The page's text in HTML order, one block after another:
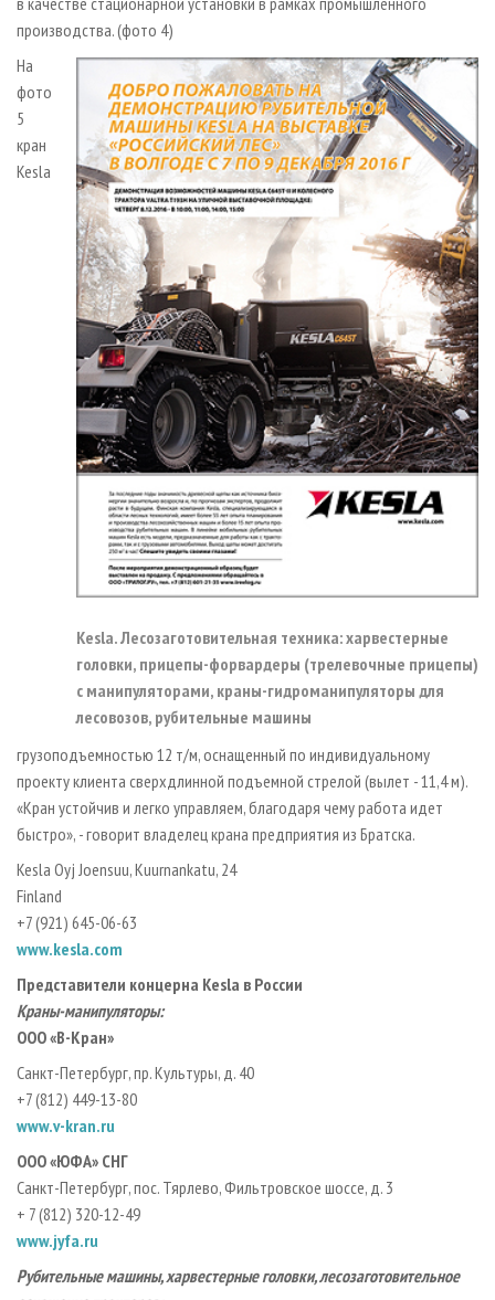
производства. (фото 4)
Kesla. Лесозаготовительная техника: харвестерные
головки, прицепы-форвардеры (трелевочные прицепы)
с манипуляторами, краны-гидроманипуляторы для
лесовозов, рубительные машины
На
фото
5
кран
Kesla
грузоподъемностью 12 т/м, оснащенный по индивидуальному
проекту клиента сверхдлинной подъемной стрелой (вылет - 11,4 м).
«Кран устойчив и легко управляем, благодаря чему работа идет
быстро», - говорит владелец крана предприятия из Братска.
Kesla Oyj Joensuu, Kuurnankatu, 24
Finland
+7 (921) 645-06-63
www.kesla.com
Представители концерна Kesla в России
Краны-манипуляторы:
ООО «В-Кран»
Санкт-Петербург, пр. Культуры, д. 40
+7 (812) 449-13-80
www.v-kran.ru
ООО «ЮФА» СНГ
Санкт-Петербург, пос. Тярлево, Фильтровское шоссе, д. 3
+ 7 (812) 320-12-49
www.jyfa.ru
Рубительные машины, харвестерные головки, лесозаготовительное